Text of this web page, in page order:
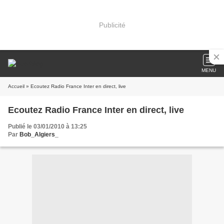
Publicité
MENU
Accueil » Ecoutez Radio France Inter en direct, live
Ecoutez Radio France Inter en direct, live
Publié le 03/01/2010 à 13:25
Par Bob_Algiers_